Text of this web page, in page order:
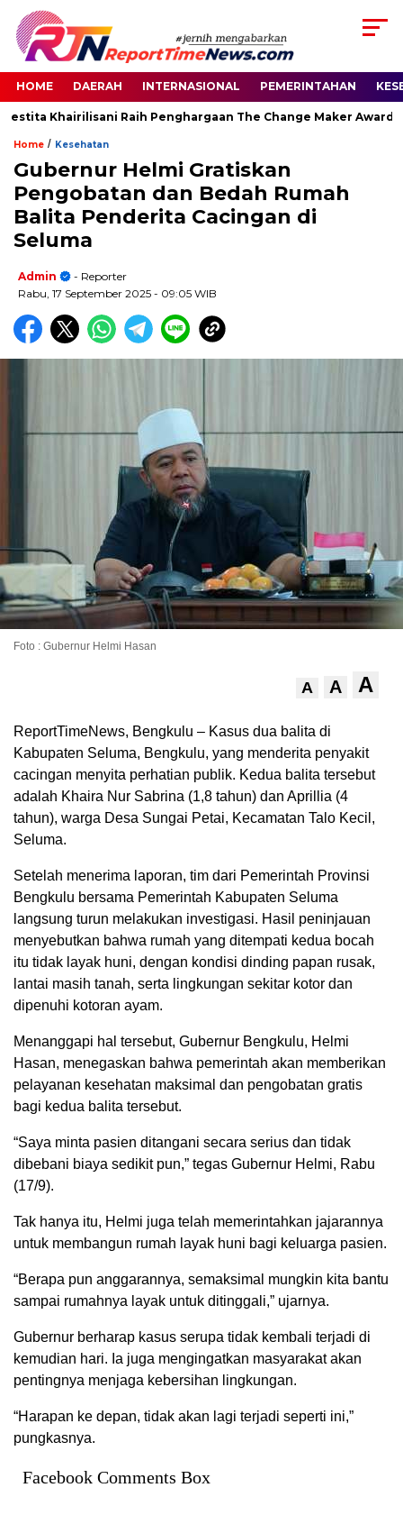
HOME DAERAH INTERNASIONAL PEMERINTAHAN
Khairilisani Raih Penghargaan The Change Maker Awards
Home / Kesehatan
Gubernur Helmi Gratiskan
Pengobatan dan Bedah Rumah
Balita Penderita Cacingan di
Seluma
Admin
- Reporter
Rabu, 17 September 2025 - 09:05 WIB
Foto : Gubernur Helmi Hasan
A A A
ReportTimeNews, Bengkulu – Kasus dua balita di
Kabupaten Seluma, Bengkulu, yang menderita penyakit
cacingan menyita perhatian publik. Kedua balita tersebut
adalah Khaira Nur Sabrina (1,8 tahun) dan Aprillia (4
tahun), warga Desa Sungai Petai, Kecamatan Talo Kecil,
Seluma.
Setelah menerima laporan, tim dari Pemerintah Provinsi
Bengkulu bersama Pemerintah Kabupaten Seluma
langsung turun melakukan investigasi. Hasil peninjauan
menyebutkan bahwa rumah yang ditempati kedua bocah
itu tidak layak huni, dengan kondisi dinding papan rusak,
lantai masih tanah, serta lingkungan sekitar kotor dan
dipenuhi kotoran ayam.
Menanggapi hal tersebut, Gubernur Bengkulu, Helmi
Hasan, menegaskan bahwa pemerintah akan memberikan
pelayanan kesehatan maksimal dan pengobatan gratis
bagi kedua balita tersebut.
“Saya minta pasien ditangani secara serius dan tidak
dibebani biaya sedikit pun,” tegas Gubernur Helmi, Rabu
(17/9).
Tak hanya itu, Helmi juga telah memerintahkan jajarannya
untuk membangun rumah layak huni bagi keluarga pasien.
“Berapa pun anggarannya, semaksimal mungkin kita bantu
sampai rumahnya layak untuk ditinggali,” ujarnya.
Gubernur berharap kasus serupa tidak kembali terjadi di
kemudian hari. Ia juga mengingatkan masyarakat akan
pentingnya menjaga kebersihan lingkungan.
“Harapan ke depan, tidak akan lagi terjadi seperti ini,”
pungkasnya.
Facebook Comments Box